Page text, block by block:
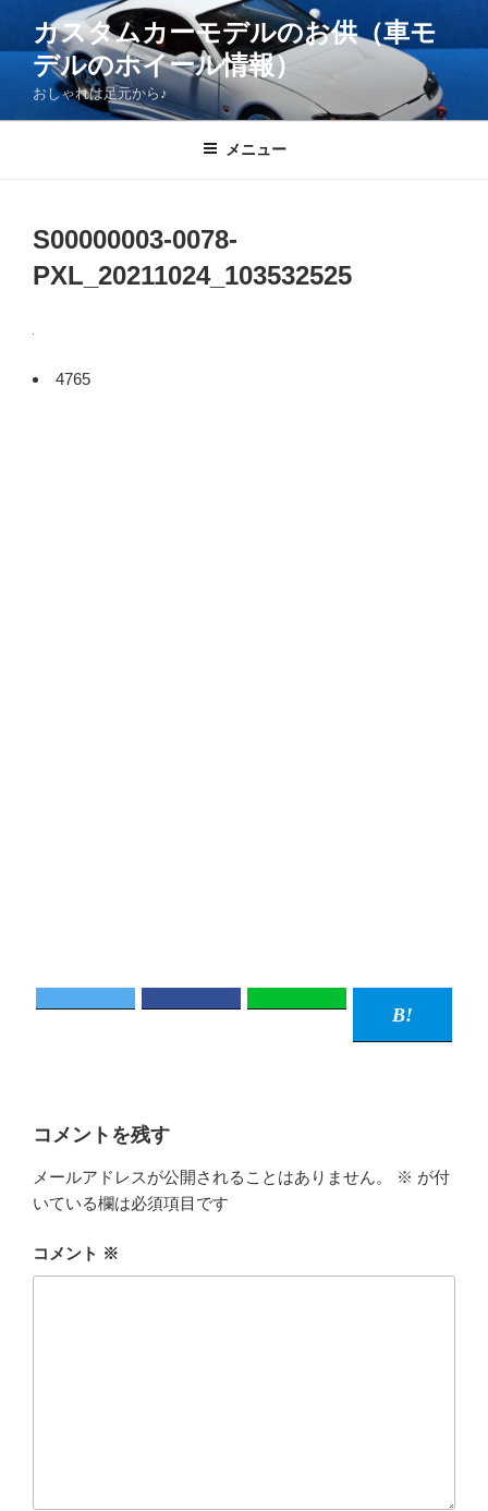
ツ
カスタムカーモデルのお供（車モ
デルのホイール情報）
おしゃれは足元から♪
メニュー
S00000003-0078-
PXL_20211024_103532525
4765
コメントを残す
メールアドレスが公開されることはありません。 ※ が付
いている欄は必須項目です
コメント ※